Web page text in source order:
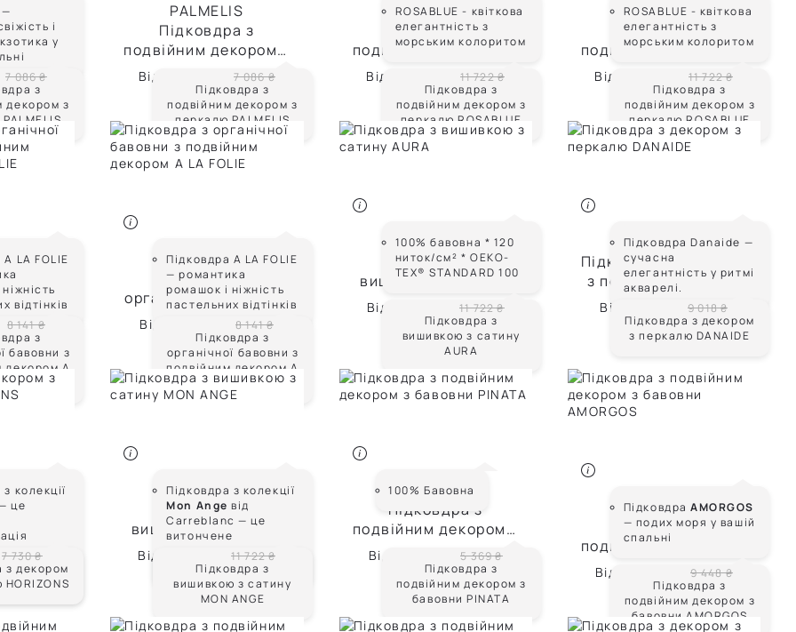
—
і
у
з
з
з
декором з
7 086 ₴
PALMELIS
Підковдра з
подвійним декором з
перкалю PALMELIS
Підковдра з
подвійним декором з
перкалю PALMELIS
Від 7 086 ₴
ROSABLUE - квіткова
елегантність з
морським колоритом
ROSABLUE
Підковдра з
подвійним декором з
перкалю ROSABLUE
Підковдра з
подвійним декором з
перкалю ROSABLUE
Від 11 722 ₴
ROSABLUE - квіткова
елегантність з
морським колоритом
ROSABLUE
Підковдра з
подвійним декором з
перкалю ROSABLUE
Підковдра з
подвійним декором з
перкалю ROSABLUE
Від 11 722 ₴
LA FOLIE
відтінків
з
з
з
бавовни з
декором A
8 141 ₴
Підковдра A LA FOLIE
— романтика
ромашок і ніжність
пастельних відтінків
A LA FOLIE
Підковдра з
органічної бавовни з
подвійним декором
A LA FOLIE
Підковдра з
органічної бавовни з
подвійним декором A
LA FOLIE
Від 8 141 ₴
100% бавовна * 120
ниток/см² * OEKO-
TEX® STANDARD 100
AURA
Підковдра з
вишивкою з сатину
Підковдра з
вишивкою з сатину
AURA
Від 11 722 ₴
Підковдра Danaide —
сучасна
елегантність у ритмі
акварелі.
DANAIDE
Підковдра з декором
з перкалю DANAIDE
Підковдра з декором
з перкалю DANAIDE
Від 9 018 ₴
колекції
це
з декором
7 730 ₴
Підковдра з колекції
Mon Ange від
Carreblanc — це
витончене
поєднання чистоти
й символізму.
MON ANGE
Підковдра з
вишивкою з сатину
MON ANGE
Підковдра з
вишивкою з сатину
MON ANGE
Від 11 722 ₴
100% Бавовна
PINATA
Підковдра з
подвійним декором з
бавовни PINATA
Підковдра з
подвійним декором з
бавовни PINATA
Від 5 369 ₴
ПідковдраAMORGOS
— подих моря у вашій
спальні
AMORGOS
Підковдра з
подвійним декором з
бавовни AMORGOS
Підковдра з
подвійним декором з
бавовни AMORGOS
Від 9 448 ₴